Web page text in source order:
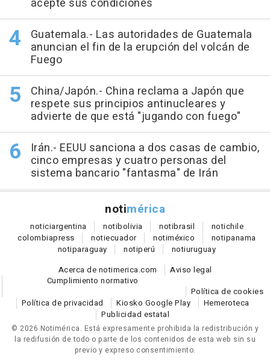
acepte sus condiciones
Guatemala.- Las autoridades de Guatemala
anuncian el fin de la erupción del volcán de
Fuego
China/Japón.- China reclama a Japón que
respete sus principios antinucleares y
advierte de que está "jugando con fuego"
Irán.- EEUU sanciona a dos casas de cambio,
cinco empresas y cuatro personas del
sistema bancario "fantasma" de Irán
notimérica
noticiargentina notibolivia notibrasil notichile
colombiapress notiecuador notiméxico notipanama
notiparaguay notiperú notiuruguay
Acerca de notimerica.com
Aviso legal
Cumplimiento normativo
Política de cookies
Política de privacidad
Kiosko Google Play
Hemeroteca
Publicidad estatal
© 2026 Notimérica. Está expresamente prohibida la redistribución y
la redifusión de todo o parte de los contenidos de esta web sin su
previo y expreso consentimiento.